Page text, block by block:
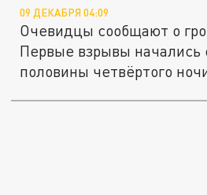
09 ДЕКАБРЯ 04:09
Очевидцы сообщают о
Первые взрывы начались
половины четвёртого